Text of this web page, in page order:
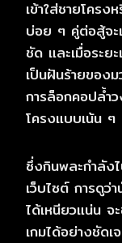
เข้าใส่ชายโครง
บ่อย ๆ คู่ต่อสู้จะ
ชัด และเมื่อระย
เป็นฝันร้ายของ
การล็อกคอปล้ำ
โครงแบบเน้น ๆ
ซึ่งกินพละกำลังไ
เว็บไซต์ การดูว่
ได้เหนียวแน่น จ
เกมได้อย่างชัดเ